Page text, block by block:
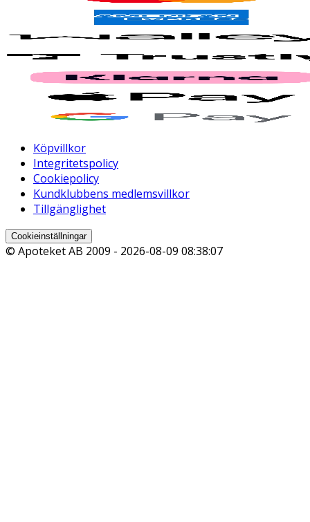
Köpvillkor
Integritetspolicy
Cookiepolicy
Kundklubbens medlemsvillkor
Tillgänglighet
Cookieinställningar
© Apoteket AB 2009 - 2026-08-09 08:38:07